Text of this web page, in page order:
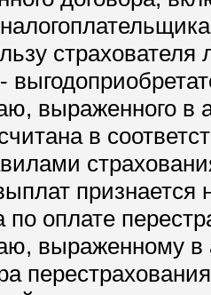
выраженного в
в
признается
по оплате
выраженному